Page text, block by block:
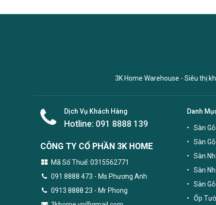
3K Home Warehouse - Siêu thị
Dịch Vụ Khách Hàng
Hotline: 091 8888 139
CÔNG TY CỔ PHẦN 3K HOME
Mã Số Thuế: 0315562771
091 8888 473 - Ms Phương Anh
0913 8888 23 - Mr Phong
Danh
Sàn
Sàn
Sàn
Sàn
Sàn
Ốp